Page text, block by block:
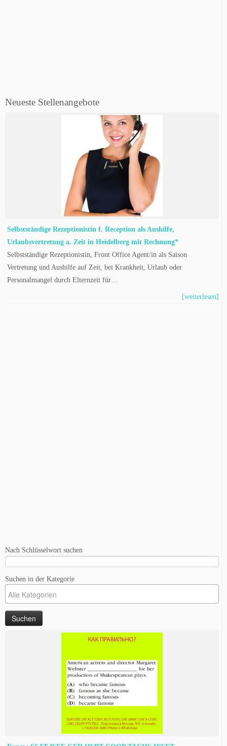
Neueste Stellenangebote
Selbstständige Rezeptionistin f. Reception als Aushilfe,
Urlaubsvertretung a. Zeit in Heidelberg mit Rechnung*
Selbstständige Rezeptionistin, Front Office Agent/in als Saison
Vertretung und Aushilfe auf Zeit, bei Krankheit, Urlaub oder
Personalmangel durch Elternzeit für…
[weiterlesen]
Nach Schlüsselwort suchen
Suchen in der Kategorie